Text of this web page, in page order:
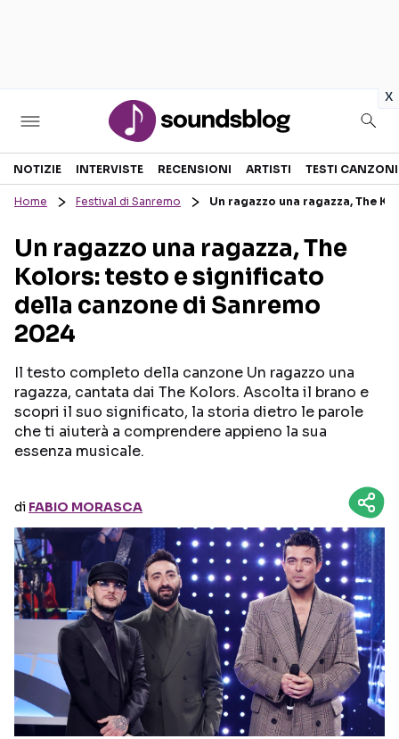
x
Sezioni
RECENSIONI MUSICALI
INTERVISTE
GOSSIP E CURIOSITÀ
TESTI CANZONI
TOUR ED EVENTI
TALENT SHOW
Seguici sui social
NOTIZIE INTERVISTE RECENSIONI ARTISTI TESTI CANZONI
Home Festival di Sanremo Un ragazzo una ragazza, The
Un ragazzo una ragazza, The
Kolors: testo e significato
della canzone di Sanremo
2024
Il testo completo della canzone Un ragazzo una
ragazza, cantata dai The Kolors. Ascolta il brano e
scopri il suo significato, la storia dietro le parole
che ti aiuterà a comprendere appieno la sua
essenza musicale.
di FABIO MORASCA